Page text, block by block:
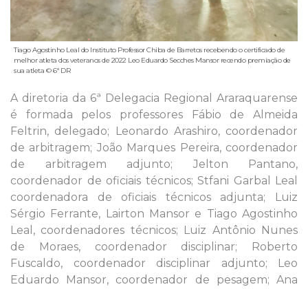
Tiago Agostinho Leal do Instituto Professor Chiba de Barretos recebendo o certificado de
melhor atleta dos veteranos de 2022 Leo Eduardo Secches Mansor recendo premiação de
sua atleta © 6ª DR
A diretoria da 6ª Delegacia Regional Araraquarense
é formada pelos professores Fábio de Almeida
Feltrin, delegado; Leonardo Arashiro, coordenador
de arbitragem; João Marques Pereira, coordenador
de arbitragem adjunto; Jelton Pantano,
coordenador de oficiais técnicos; Stfani Garbal Leal
coordenadora de oficiais técnicos adjunta; Luiz
Sérgio Ferrante, Lairton Mansor e Tiago Agostinho
Leal, coordenadores técnicos; Luiz Antônio Nunes
de Moraes, coordenador disciplinar; Roberto
Fuscaldo, coordenador disciplinar adjunto; Leo
Eduardo Mansor, coordenador de pesagem; Ana